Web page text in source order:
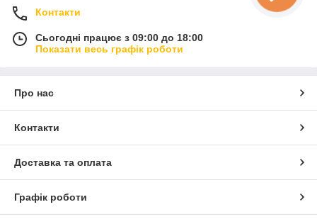
Контакти
Сьогодні працює з 09:00 до 18:00
Показати весь графік роботи
Про нас
Контакти
Доставка та оплата
Графік роботи